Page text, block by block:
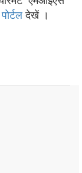
देखें ।